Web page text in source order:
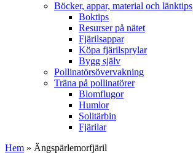
Böcker, appar, material och länktips
Boktips
Resurser på nätet
Fjärilsappar
Köpa fjärilsprylar
Bygg själv
Pollinatörsövervakning
Träna på pollinatörer
Blomflugor
Humlor
Solitärbin
Fjärilar
Hem » Ängspärlemorfjäril